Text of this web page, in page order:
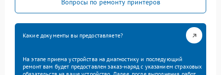
Вопросы по ремонту принтеров
Какие документы вы предоставляете?
На этапе приема устройства на диагностику и последующий
ремонт вам будет предоставлен заказ-наряд с указанием страховых